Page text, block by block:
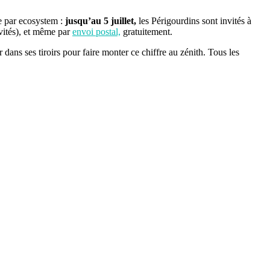
ecosystem : jusqu’au 5 juillet, les Périgourdins sont invités à
et même parenvoi postal, gratuitement.
ses tiroirs pour faire monter ce chiffre au zénith. Tous les